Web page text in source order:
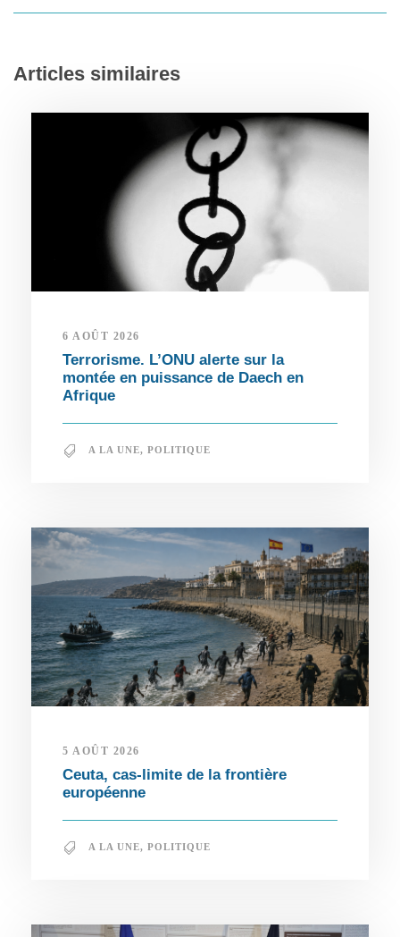
Articles similaires
6 AOÛT 2026
Terrorisme. L’ONU alerte sur la
montée en puissance de Daech en
Afrique
A LA UNE, POLITIQUE
5 AOÛT 2026
Ceuta, cas-limite de la frontière
européenne
A LA UNE, POLITIQUE